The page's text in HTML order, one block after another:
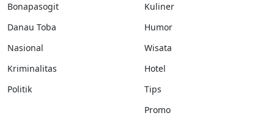
Bonapasogit
Danau Toba
Nasional
Kriminalitas
Politik
Kuliner
Humor
Wisata
Hotel
Tips
Promo